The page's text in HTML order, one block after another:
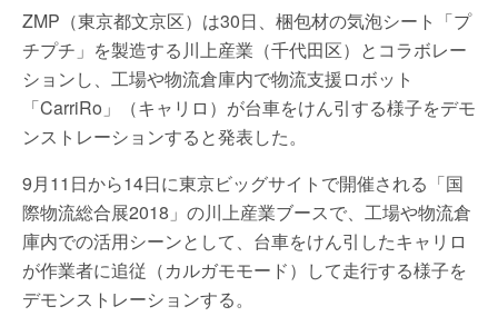
ZMP（東京都文京区）は30日、梱包材の気泡シート「プ
チプチ」を製造する川上産業（千代田区）とコラボレー
ションし、工場や物流倉庫内で物流支援ロボット
「CarriRo」（キャリロ）が台車をけん引する様子をデモ
ンストレーションすると発表した。
9月11日から14日に東京ビッグサイトで開催される「国
際物流総合展2018」の川上産業ブースで、工場や物流倉
庫内での活用シーンとして、台車をけん引したキャリロ
が作業者に追従（カルガモモード）して走行する様子を
デモンストレーションする。